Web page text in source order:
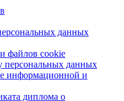
данных
файлов cookie
персональных данных
информационной и
диплома о